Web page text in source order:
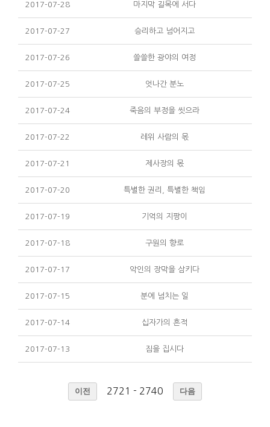
2017-07-28 마지막 길목에 서다
2017-07-27 승리하고 넘어지고
2017-07-26 쓸쓸한 광야의 여정
2017-07-25 엇나간 분노
2017-07-24 죽음의 부정을 씻으라
2017-07-22 레위 사람의 몫
2017-07-21 제사장의 몫
2017-07-20 특별한 권리, 특별한 책임
2017-07-19 기억의 지팡이
2017-07-18 구원의 향로
2017-07-17 악인의 장막을 삼키다
2017-07-15 분에 넘치는 일
2017-07-14 십자가의 흔적
2017-07-13 짐을 집시다
이전 2721 - 2740 다음